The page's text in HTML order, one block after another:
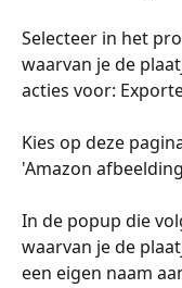
Selecteer in het
waarvan je de
acties voor:
Kies op deze
'Amazon
In de popup die
waarvan je de
een eigen naam